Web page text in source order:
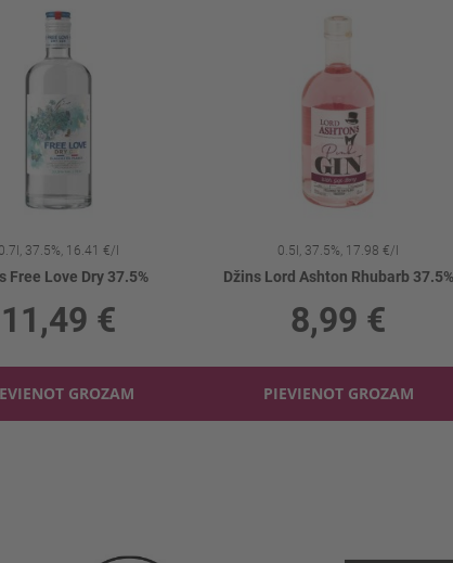
0.7l, 37.5%, 16.41 €/l
Free Love Dry 37.5%
11,49 €
GROZAM
0.5l, 37.5%, 17.98 €/l
Džins Lord Ashton Rhubarb 37.5%
8,99 €
PIEVIENOT GROZAM